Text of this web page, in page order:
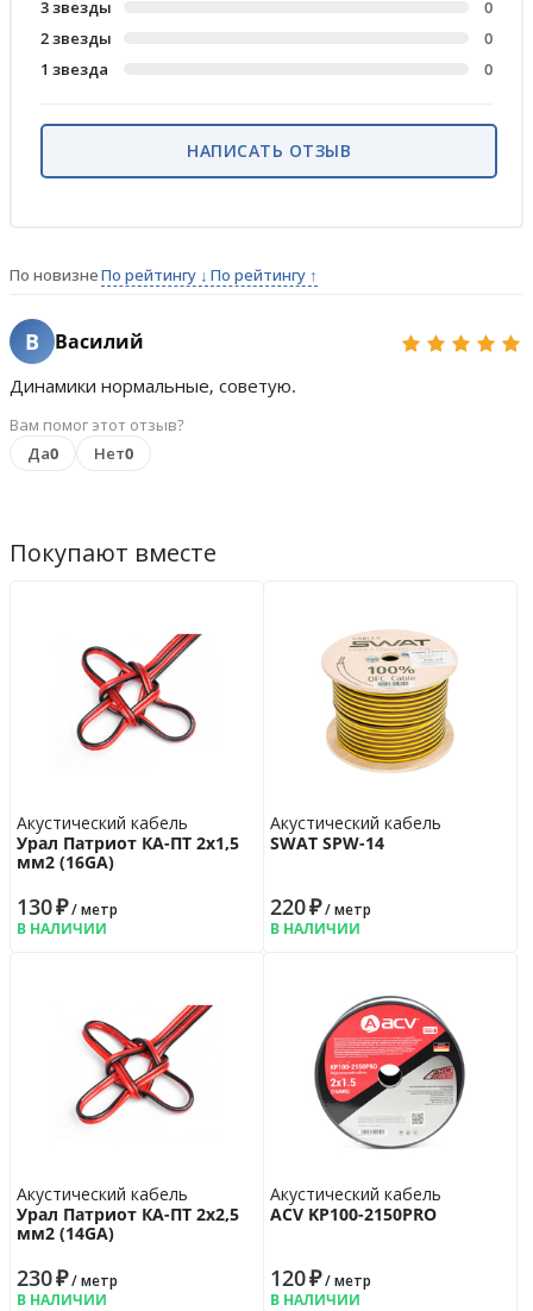
По новизнеПо рейтингу ↓ По рейтингу ↑
В Василий
Динамики нормальные, советую.
Вам помог этот отзыв?
Да0 Нет0
3 звезды
0
2 звезды
0
1 звезда
0
НАПИСАТЬ ОТЗЫВ
Покупают вместе
Акустический кабель
Урал Патриот КА-ПТ 2х1,5
мм2 (16GA)
130₽/ метр
В НАЛИЧИИ
Акустический кабель
SWAT SPW-14
220₽/ метр
В НАЛИЧИИ
Акустический кабель
Урал Патриот КА-ПТ 2х2,5
мм2 (14GA)
230₽/ метр
В НАЛИЧИИ
Акустический кабель
ACV KP100-2150PRO
120₽/ метр
В НАЛИЧИИ